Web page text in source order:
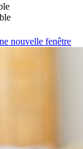
nouvelle fenêtre